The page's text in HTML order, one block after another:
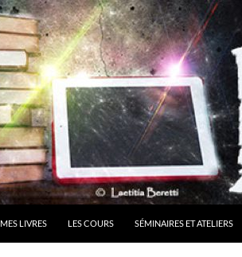
MES LIVRES LES COURS SÉMINAIRES ET ATELIERS